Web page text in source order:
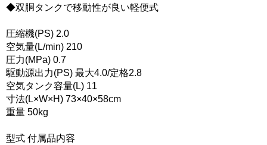
◆双胴タンクで移動性が良い軽便式
圧縮機(PS) 2.0
空気量(L/min) 210
圧力(MPa) 0.7
駆動源出力(PS) 最大4.0/定格2.8
空気タンク容量(L) 11
寸法(L×W×H) 73×40×58cm
重量 50kg
型式 付属品内容